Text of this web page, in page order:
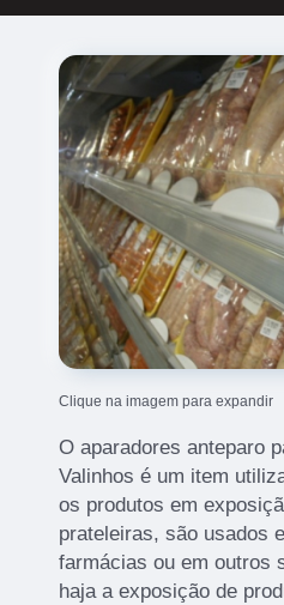
Clique na imagem para expandir
O aparadores anteparo
Valinhos é um item
os produtos em
prateleiras, são usados
farmácias ou em outros
haja a exposição de